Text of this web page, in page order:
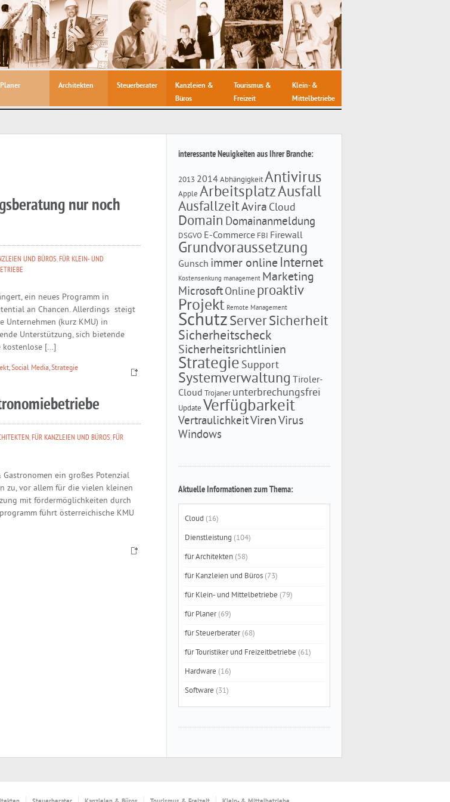
Planer Architekten Steuerberater
Kanzleien &
Büros
Tourismus &
Freizeit
Klein- &
Mittelbetriebe
nur noch
UND BÜROS,FÜR KLEIN- UND
ein neues Programm in
an Chancen. Allerdings steigt
Unternehmen (kurz KMU) in
Unterstützung, sich bietende
kostenlose […]
,Social Media,Strategie
,FÜR KANZLEIEN UND BÜROS,FÜR
ein großes Potenzial
zu, vor allem für die vielen kleinen
mit fördermöglichkeiten durch
führt österreichische KMU
interessante Neuigkeiten aus Ihrer Branche:
2013 2014AbhängigkeitAntivirus
Apple ArbeitsplatzAusfall
AusfallzeitAvira Cloud
Domain Domainanmeldung
DSGVO E-Commerce FBI Firewall
Grundvoraussetzung
Gunsch immer onlineInternet
Kostensenkung management Marketing
MicrosoftOnlineproaktiv
Projekt Remote Management
SchutzServerSicherheit
Sicherheitscheck
Sicherheitsrichtlinien
Strategie Support
Systemverwaltung Tiroler-
Cloud Trojaner unterbrechungsfrei
Update Verfügbarkeit
VertraulichkeitVirenVirus
Windows
Aktuelle Informationen zum Thema:
Cloud (16)
Dienstleistung (104)
für Architekten (58)
für Kanzleien und Büros (73)
für Klein- und Mittelbetriebe (79)
für Planer(69)
für Steuerberater(68)
für Touristiker und Freizeitbetriebe (61)
Hardware (16)
Software (31)